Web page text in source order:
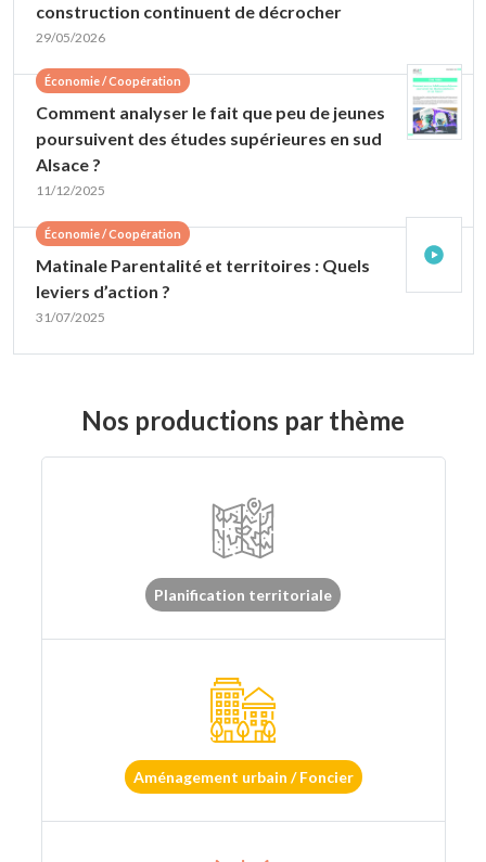
construction continuent de décrocher
29/05/2026
Économie / Coopération
Comment analyser le fait que peu de jeunes
poursuivent des études supérieures en sud
Alsace ?
11/12/2025
Économie / Coopération
Matinale Parentalité et territoires : Quels
leviers d’action ?
31/07/2025
Nos productions par thème
Planification territoriale
Aménagement urbain / Foncier